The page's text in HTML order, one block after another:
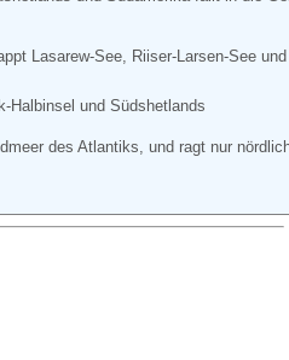
Lasarew-See, Riiser-Larsen-See
Halbinsel und Südshetlands
des Atlantiks, und ragt nur